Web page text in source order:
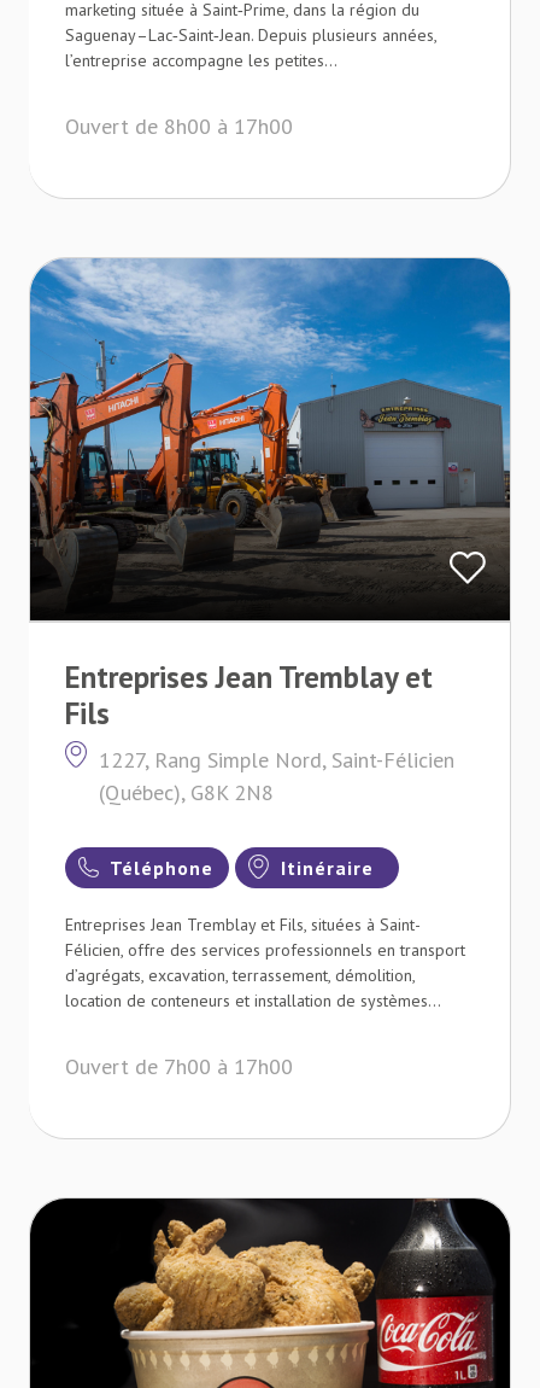
marketing située à Saint‑Prime, dans la région du
Saguenay–Lac‑Saint‑Jean. Depuis plusieurs années,
l’entreprise accompagne les petites...
Ouvert de 8h00 à 17h00
Entreprises Jean Tremblay et
Fils
1227, Rang Simple Nord, Saint-Félicien
(Québec), G8K 2N8
Téléphone Itinéraire
Entreprises Jean Tremblay et Fils, situées à Saint-
Félicien, offre des services professionnels en transport
d’agrégats, excavation, terrassement, démolition,
location de conteneurs et installation de systèmes...
Ouvert de 7h00 à 17h00